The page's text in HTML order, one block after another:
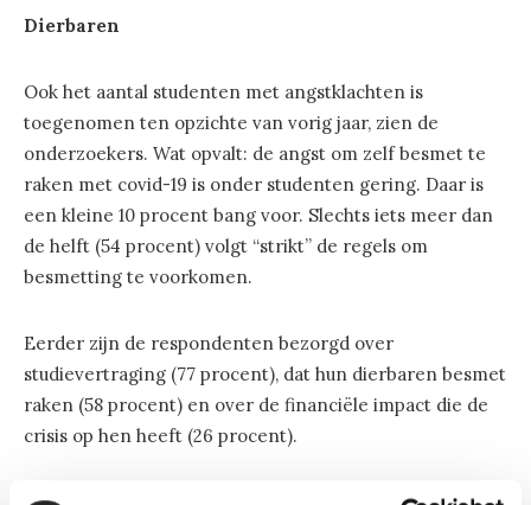
Dierbaren
Ook het aantal studenten met angstklachten is
toegenomen ten opzichte van vorig jaar, zien de
onderzoekers. Wat opvalt: de angst om zelf besmet te
raken met covid-19 is onder studenten gering. Daar is
een kleine 10 procent bang voor. Slechts iets meer dan
de helft (54 procent) volgt “strikt” de regels om
besmetting te voorkomen.
Eerder zijn de respondenten bezorgd over
studievertraging (77 procent), dat hun dierbaren besmet
raken (58 procent) en over de financiële impact die de
crisis op hen heeft (26 procent).